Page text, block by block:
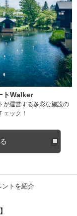
トWalker
が運営する多彩な施設の
ェック！
トを紹介